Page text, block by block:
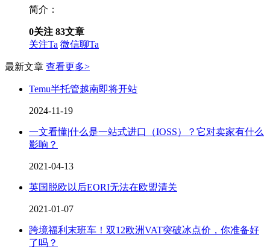
简介：
0关注 83文章
关注Ta 微信聊Ta
最新文章 查看更多>
Temu半托管越南即将开站
2024-11-19
一文看懂|什么是一站式进口（IOSS）？它对卖家有什么
影响？
2021-04-13
英国脱欧以后EORI无法在欧盟清关
2021-01-07
跨境福利末班车！双12欧洲VAT突破冰点价，你准备好
了吗？